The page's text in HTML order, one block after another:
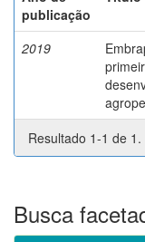
publicação
2019
Resultado 1-1 de 1.
Busca